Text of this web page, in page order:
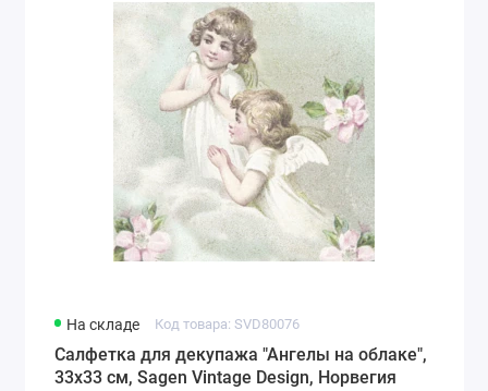
На складе Код товара: SVD80076
Салфетка для декупажа "Ангелы на облаке",
33х33 см, Sagen Vintage Design, Норвегия